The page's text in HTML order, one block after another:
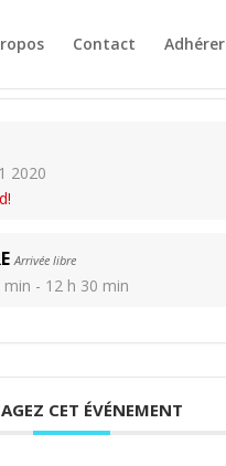
Contact Adhérer
2020
Arrivée libre
min - 12 h 30 min
CET ÉVÉNEMENT